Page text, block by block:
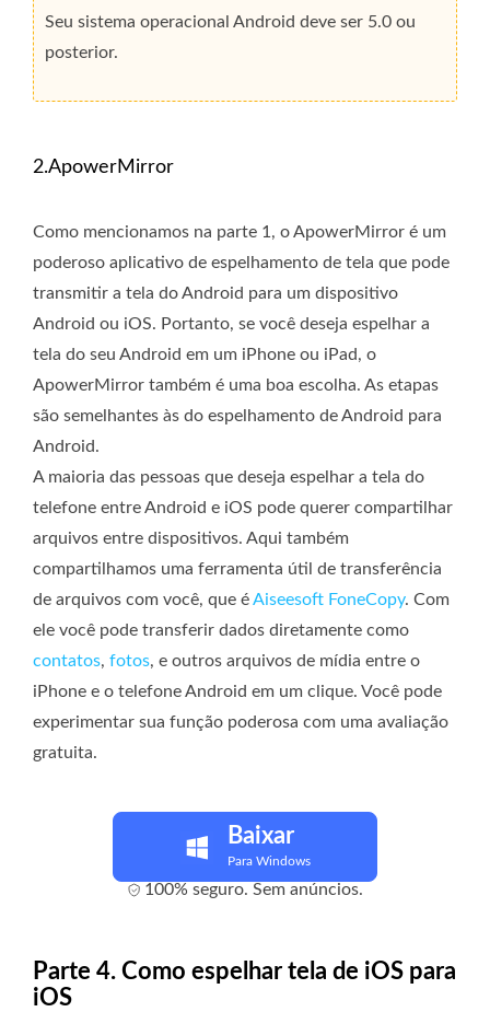
Seu sistema operacional Android deve ser 5.0 ou
posterior.
2.ApowerMirror
Como mencionamos na parte 1, o ApowerMirror é um
poderoso aplicativo de espelhamento de tela que pode
transmitir a tela do Android para um dispositivo
Android ou iOS. Portanto, se você deseja espelhar a
tela do seu Android em um iPhone ou iPad, o
ApowerMirror também é uma boa escolha. As etapas
são semelhantes às do espelhamento de Android para
Android.
A maioria das pessoas que deseja espelhar a tela do
telefone entre Android e iOS pode querer compartilhar
arquivos entre dispositivos. Aqui também
compartilhamos uma ferramenta útil de transferência
de arquivos com você, que éAiseesoft FoneCopy. Com
ele você pode transferir dados diretamente como
contatos, fotos, e outros arquivos de mídia entre o
iPhone e o telefone Android em um clique. Você pode
experimentar sua função poderosa com uma avaliação
gratuita.
Baixar
Para Windows
100% seguro. Sem anúncios.
Parte 4. Como espelhar tela de iOS para
iOS